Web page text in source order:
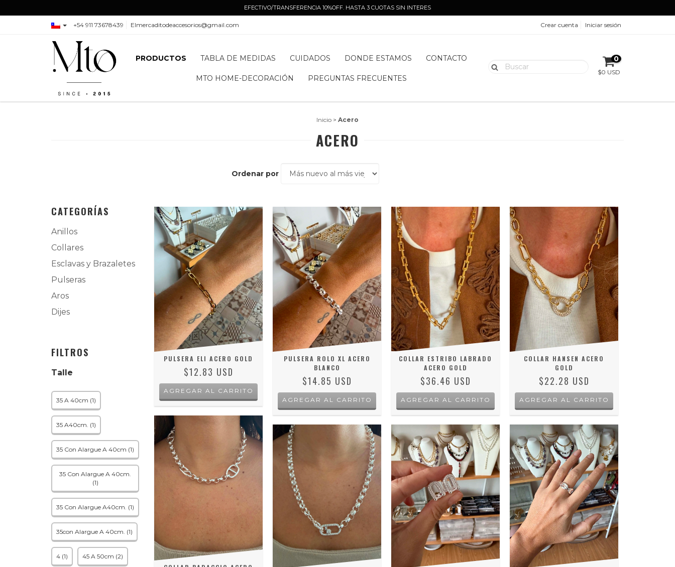
EFECTIVO/TRANSFERENCIA 10%OFF. HASTA 3 CUOTAS SIN INTERES
+54 911 73678439 Elmercaditodeaccesorios@gmail.com Crear cuenta Iniciar sesión
PRODUCTOS TABLA DE MEDIDAS CUIDADOS DONDE ESTAMOS CONTACTO
MTO HOME-DECORACIÓN PREGUNTAS FRECUENTES
0
$0 USD
Inicio > Acero
ACERO
Ordenar por
CATEGORÍAS
Anillos
Collares
Esclavas y Brazaletes
Pulseras
Aros
Dijes
FILTROS
Talle
35 A 40cm (1)
35 A40cm. (1)
35 Con Alargue A 40cm (1)
35 Con Alargue A 40cm.
(1)
35 Con Alargue A40cm. (1)
35con Alargue A 40cm. (1)
4 (1) 45 A 50cm (2)
PULSERA ELI ACERO GOLD
$12.83 USD
PULSERA ROLO XL ACERO
BLANCO
$14.85 USD
COLLAR ESTRIBO LABRADO
ACERO GOLD
$36.46 USD
COLLAR HANSEN ACERO
GOLD
$22.28 USD